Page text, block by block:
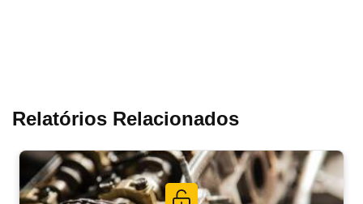
Relatórios Relacionados